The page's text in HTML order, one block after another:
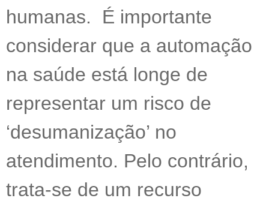
humanas. É importante
considerar que a automação
na saúde está longe de
representar um risco de
‘desumanização’ no
atendimento. Pelo contrário,
trata-se de um recurso